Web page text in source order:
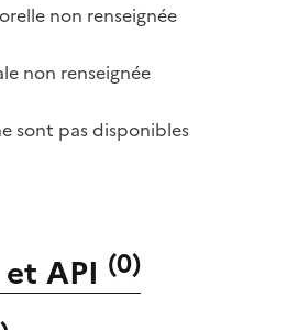
non renseignée
non renseignée
sont pas disponibles
API (0)